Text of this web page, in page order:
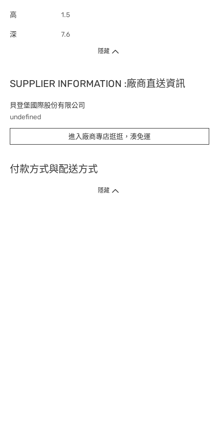
高 1.5
深 7.6
隱藏
SUPPLIER INFORMATION :廠商直送資訊
貝登堡國際股份有限公司
undefined
進入廠商專店逛逛，湊免運
付款方式與配送方式
隱藏